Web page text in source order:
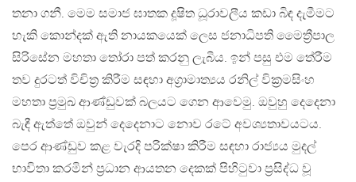
තනා ගනී. මෙම සමාජ ඝාතක දූෂිත ධූරාවලීය කඩා බිඳ දැමීමට
හැකි කොන්දක් ඇති නායකයෙක් ලෙස ජනාධිපති මෛත්‍රීපාල
සිරිසේන මහතා තෝරා පත් කරනු ලැබීය. ඉන් පසු එම තේරීම
තව දුරටත් විචිත්‍ර කිරීම සඳහා අග්‍රාමාත්‍යය රනිල් වික්‍රමසිංහ
මහතා ප්‍රමුඛ ආණ්ඩුවක් බලයට ගෙන ආවෙමු. ඔවුහු දෙදෙනා
බැඳී ඇත්තේ ඔවුන් දෙදෙනාට නොව රටේ අවශ්‍යතාවයටය.
පෙර ආණ්ඩුව කළ වැරදි පරික්ෂා කිරීම සඳහා රාජ්‍යය මුදල්
භාවිතා කරමින් ප්‍රධාන ආයතන දෙකක් පිහිටුවා ප්‍රසිද්ධ වූ